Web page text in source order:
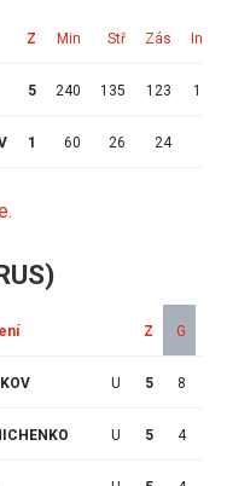
Z Min Stř Zás Ink
5 240 135 123 12
1 60 26 24 2
Z G
U 5 8
U 5 4